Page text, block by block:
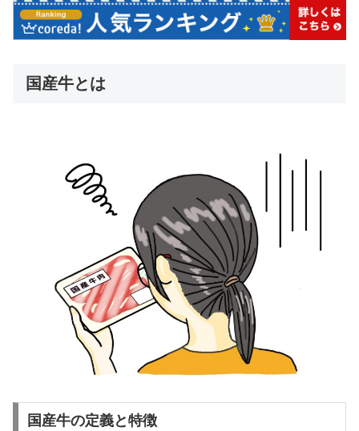
国産牛とは
国産牛の定義と特徴